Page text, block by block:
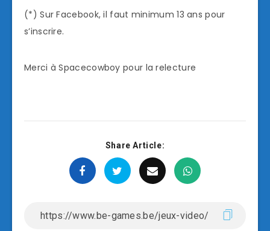
(*) Sur Facebook, il faut minimum 13 ans pour
s’inscrire.
Merci à Spacecowboy pour la relecture
Share Article: